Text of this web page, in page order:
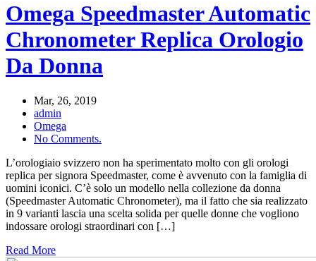
Omega Speedmaster Automatic
Chronometer Replica Orologio
Da Donna
Mar, 26, 2019
admin
Omega
No Comments.
L’orologiaio svizzero non ha sperimentato molto con gli orologi
replica per signora Speedmaster, come è avvenuto con la famiglia di
uomini iconici. C’è solo un modello nella collezione da donna
(Speedmaster Automatic Chronometer), ma il fatto che sia realizzato
in 9 varianti lascia una scelta solida per quelle donne che vogliono
indossare orologi straordinari con […]
Read More